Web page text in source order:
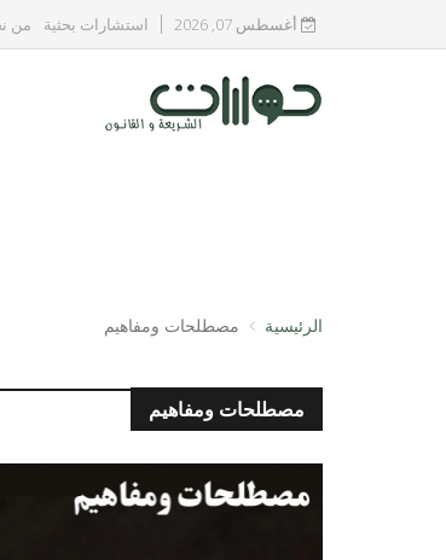
أغسطس 07, 2026 استشارات بحثية من
الرئيسية مصطلحات ومفاهيم
مصطلحات ومفاهيم